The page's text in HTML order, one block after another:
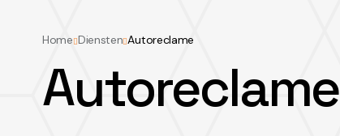
Home DienstenAutoreclame
Autoreclame